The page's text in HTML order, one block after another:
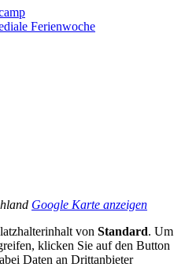
Ferienwoche
Google Karte anzeigen
von Standard. Um
klicken Sie auf den Button
Daten an Drittanbieter